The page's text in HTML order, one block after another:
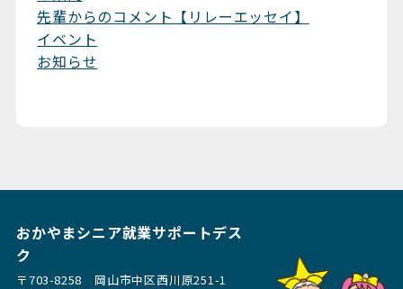
先輩からのコメント【リレーエッセイ】
イベント
お知らせ
おかやまシニア就業サポートデス
ク
〒703-8258 岡山市中区西川原251-1